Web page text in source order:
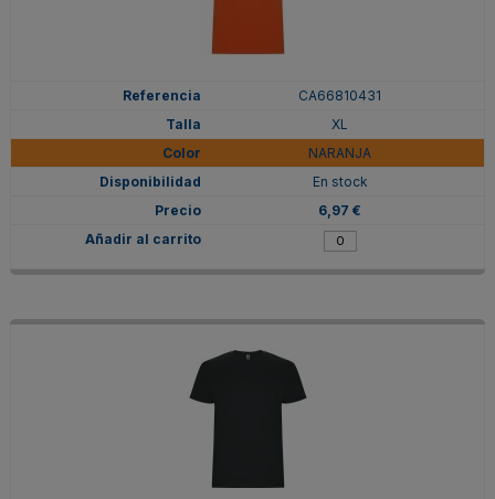
CA66810431
XL
NARANJA
En stock
6,97 €